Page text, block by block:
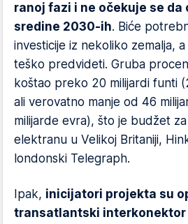
ranoj fazi i ne očekuje se da
sredine 2030-ih. Biće
investicije iz nekoliko zemalja,
teško predvideti. Gruba
koštao preko 20 milijardi funti
ali verovatno manje od 46
milijarde evra), što je budžet
elektranu u Velikoj Britaniji,
londonski Telegraph.
Ipak, inicijatori projekta su
transatlantski interkonektor